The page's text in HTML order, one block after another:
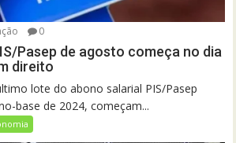
0
Pasep de agosto começa no dia
direito
lote do abono salarial PIS/Pasep
base de 2024, começam...